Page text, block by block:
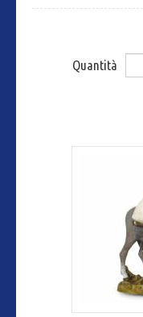
Quantità